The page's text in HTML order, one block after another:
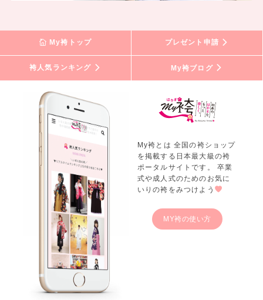
My袴トップ プレゼント申請
袴人気ランキング My袴ブログ
My袴とは 全国の袴ショップ
を掲載する日本最大級の袴
ポータルサイトです。 卒業
式や成人式のためのお気に
いりの袴をみつけよう
MY袴の使い方